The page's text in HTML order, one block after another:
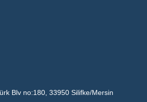
Blv no:180, 33950 Silifke/Mersin